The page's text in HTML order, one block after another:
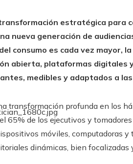
estratégica para
nueva generación de
consumo es cada vez mayor,
abierta, plataformas digitales
medibles y adaptados a
transformación profunda en los
65% de los ejecutivos y
móviles, computadoras
dinámicas, bien